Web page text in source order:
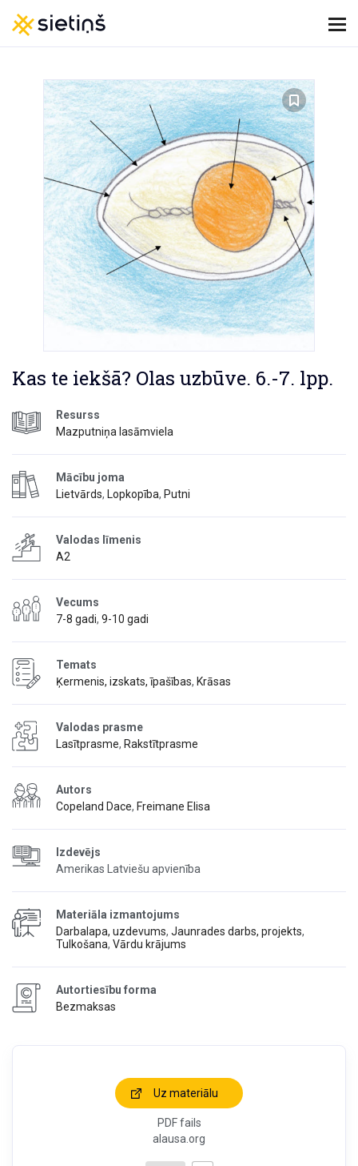
Kas te iekšā? Olas uzbūve. 6.-7. lpp.
Resurss
Mazputniņa lasāmviela
Mācību joma
Lietvārds, Lopkopība, Putni
Valodas līmenis
A2
Vecums
7-8 gadi, 9-10 gadi
Temats
Ķermenis, izskats, īpašības, Krāsas
Valodas prasme
Lasītprasme, Rakstītprasme
Autors
Copeland Dace, Freimane Elisa
Izdevējs
Amerikas Latviešu apvienība
Materiāla izmantojums
Darbalapa, uzdevums, Jaunrades darbs, projekts,
Tulkošana, Vārdu krājums
Autortiesību forma
Bezmaksas
Uz materiālu
PDF fails
alausa.org